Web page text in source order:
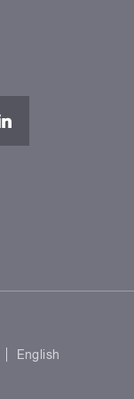
English